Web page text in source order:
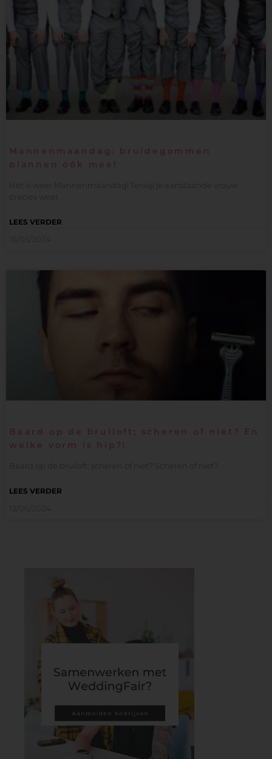
Mannenmaandag: bruidegommen
plannen óók mee!
Het is weer Mannenmaandag! Terwijl je aanstaande vrouw
precies weet
LEES VERDER
Baard op de bruiloft; scheren of niet? En
welke vorm is hip?!
Baard op de bruiloft: scheren of niet? Scheren of niet?
LEES VERDER